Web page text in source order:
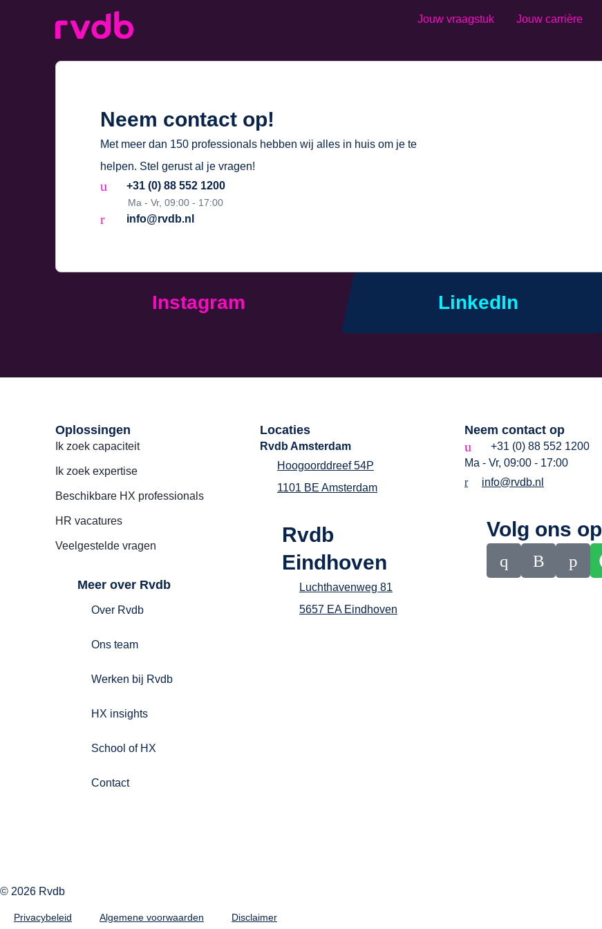
Jouw vraagstuk Jouw carrière
Neem contact op!
Met meer dan 150 professionals hebben wij alles in huis om je te
helpen. Stel gerust al je vragen!
+31 (0) 88 552 1200
Ma - Vr, 09:00 - 17:00
info@rvdb.nl
Instagram LinkedIn
Oplossingen
Ik zoek capaciteit
Ik zoek expertise
Beschikbare HX professionals
HR vacatures
Veelgestelde vragen
Meer over Rvdb
Over Rvdb
Ons team
Werken bij Rvdb
HX insights
School of HX
Contact
Locaties
Rvdb Amsterdam
Hoogoorddreef 54P
1101 BE Amsterdam
Rvdb
Eindhoven
Luchthavenweg 81
5657 EA Eindhoven
Neem contact op
+31 (0) 88 552 1200
Ma - Vr, 09:00 - 17:00
info@rvdb.nl
Volg ons op
© 2026 Rvdb
Privacybeleid Algemene voorwaarden Disclaimer